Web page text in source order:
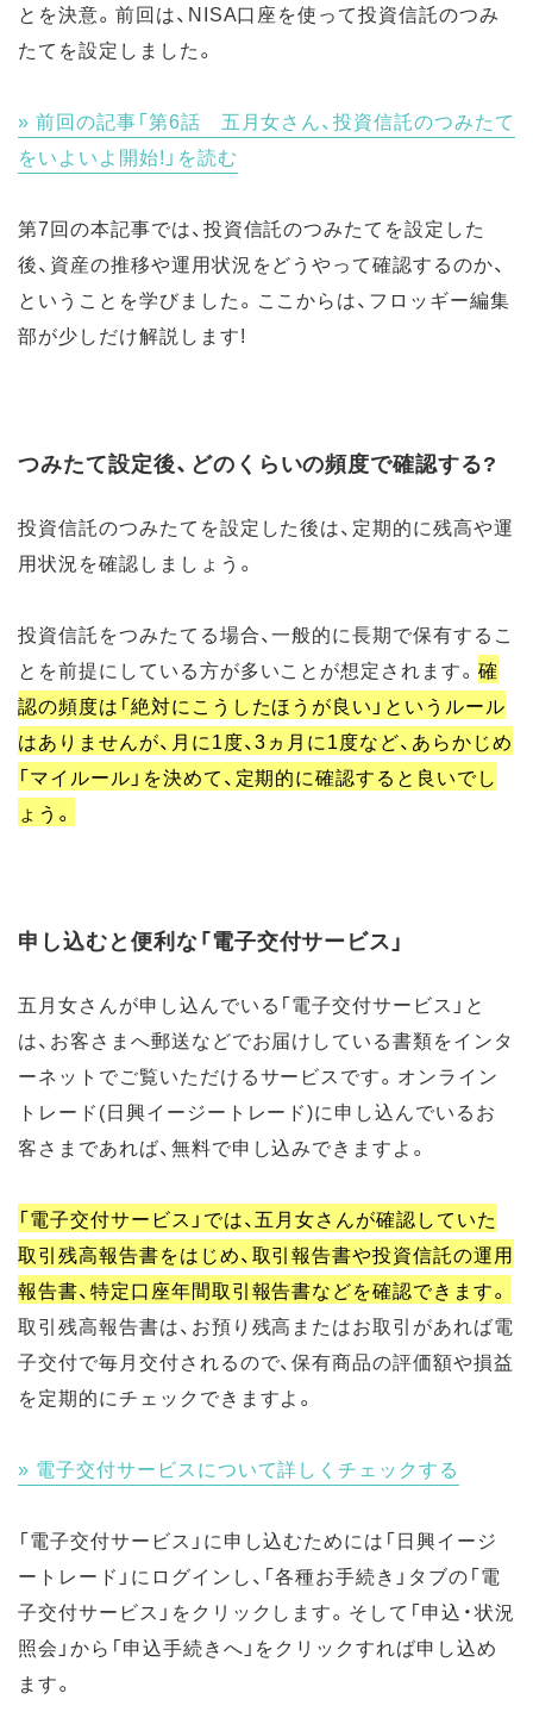
とを決意。前回は、NISA口座を使って投資信託のつみ
たてを設定しました。
前回の記事「第6話 五月女さん、投資信託のつみたて
をいよいよ開始!」を読む
第7回の本記事では、投資信託のつみたてを設定した
後、資産の推移や運用状況をどうやって確認するのか、
ということを学びました。ここからは、フロッギー編集
部が少しだけ解説します!
つみたて設定後、どのくらいの頻度で確認する?
投資信託のつみたてを設定した後は、定期的に残高や運
用状況を確認しましょう。
投資信託をつみたてる場合、一般的に長期で保有するこ
とを前提にしている方が多いことが想定されます。確
認の頻度は「絶対にこうしたほうが良い」というルール
はありませんが、月に1度、3ヵ月に1度など、あらかじめ
「マイルール」を決めて、定期的に確認すると良いでし
ょう。
申し込むと便利な「電子交付サービス」
五月女さんが申し込んでいる「電子交付サービス」と
は、お客さまへ郵送などでお届けしている書類をインタ
ーネットでご覧いただけるサービスです。オンライン
トレード(日興イージートレード)に申し込んでいるお
客さまであれば、無料で申し込みできますよ。
「電子交付サービス」では、五月女さんが確認していた
取引残高報告書をはじめ、取引報告書や投資信託の運用
報告書、特定口座年間取引報告書などを確認できます。
取引残高報告書は、お預り残高またはお取引があれば電
子交付で毎月交付されるので、保有商品の評価額や損益
を定期的にチェックできますよ。
電子交付サービスについて詳しくチェックする
「電子交付サービス」に申し込むためには「日興イージ
ートレード」にログインし、「各種お手続き」タブの「電
子交付サービス」をクリックします。そして「申込・状況
照会」から「申込手続きへ」をクリックすれば申し込め
ます。